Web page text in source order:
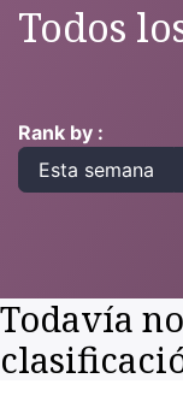
Todos
Rank by :
Esta semana
Todavía